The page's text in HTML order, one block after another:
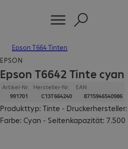
Epson T664 Tinten
EPSON
Epson T6642 Tinte cyan
Artikel-Nr:
991701
Hersteller-Nr:
C13T664240
EAN
8715946540986
Produkttyp: Tinte -
Farbe: Cyan - Seitenkapazität: 7.500